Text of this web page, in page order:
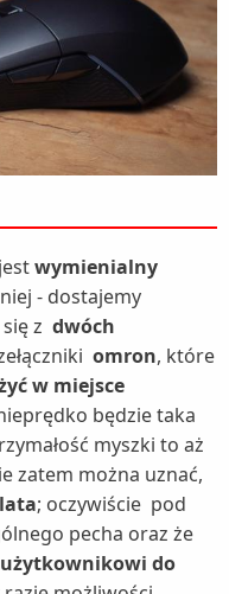
wymienialny
- dostajemy
z dwóch
omron, które
w miejsce
będzie taka
myszki to aż
zatem można uznać,
; oczywiście pod
pecha oraz że
użytkownikowi do